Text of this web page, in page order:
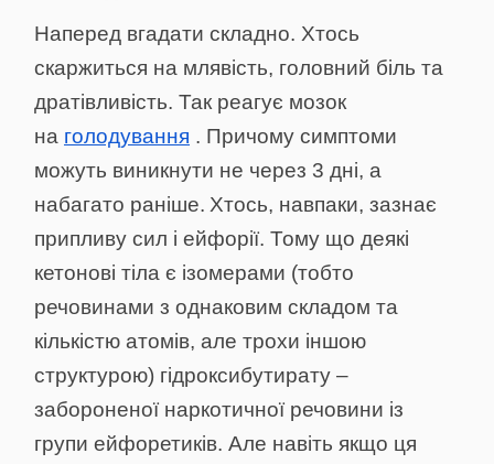
Наперед вгадати складно. Хтось
скаржиться на млявість, головний біль та
дратівливість. Так реагує мозок
на голодування . Причому симптоми
можуть виникнути не через 3 дні, а
набагато раніше. Хтось, навпаки, зазнає
припливу сил і ейфорії. Тому що деякі
кетонові тіла є ізомерами (тобто
речовинами з однаковим складом та
кількістю атомів, але трохи іншою
структурою) гідроксибутирату –
забороненої наркотичної речовини із
групи ейфоретиків. Але навіть якщо ця